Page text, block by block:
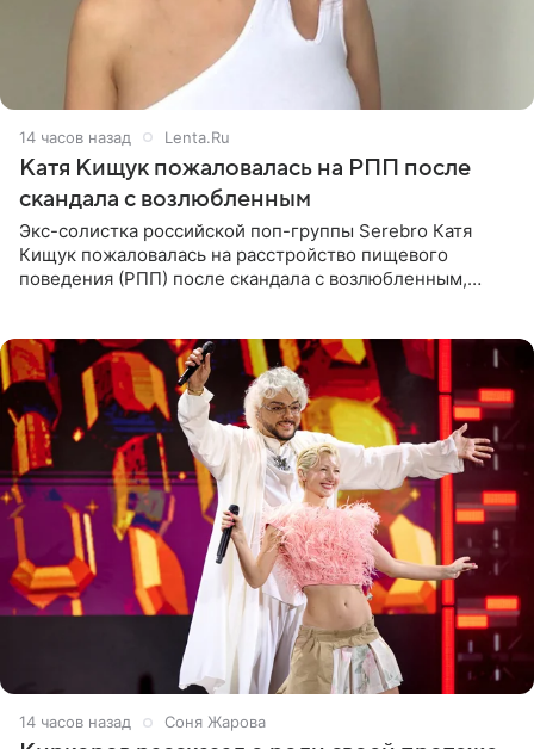
14 часов назад Lenta.Ru
Катя Кищук пожаловалась на РПП после
скандала с возлюбленным
Экс-солистка российской поп-группы Serebro Катя
Кищук пожаловалась на расстройство пищевого
поведения (РПП) после скандала с возлюбленным,
14 часов назад Соня Жарова